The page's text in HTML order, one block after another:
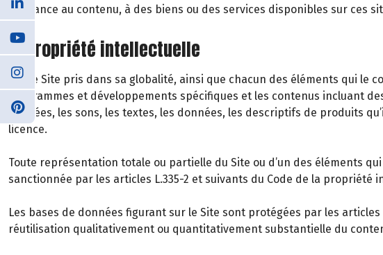
confiance au contenu, à des biens ou des services disponibles sur ces
6. Propriété intellectuelle
Notre Site pris dans sa globalité, ainsi que chacun des éléments qui le
programmes et développements spécifiques et les contenus incluant
animées, les sons, les textes, les données, les descriptifs de produits
licence.
Toute représentation totale ou partielle du Site ou d’un des éléments
sanctionnée par les articles L.335-2 et suivants du Code de la propriété
Les bases de données figurant sur le Site sont protégées par les
réutilisation qualitativement ou quantitativement substantielle du